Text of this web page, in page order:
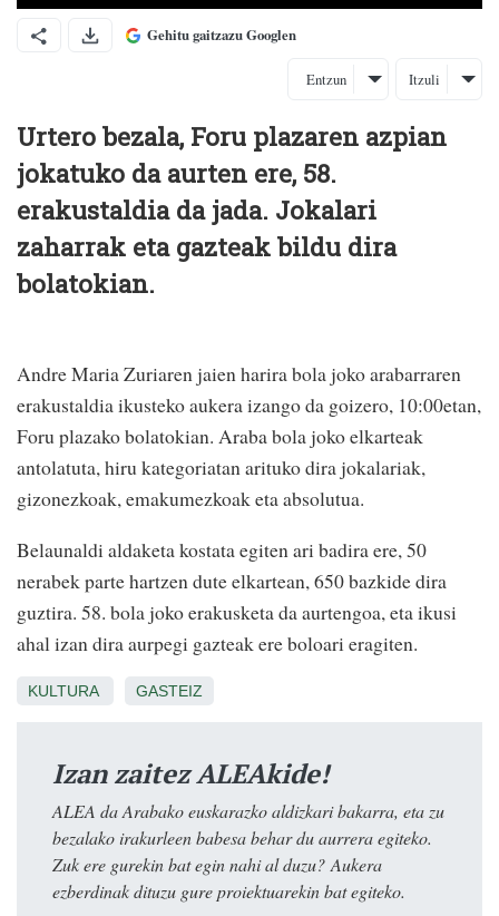
Gehitu gaitzazu Googlen
Entzun Itzuli
Urtero bezala, Foru plazaren azpian
jokatuko da aurten ere, 58.
erakustaldia da jada. Jokalari
zaharrak eta gazteak bildu dira
bolatokian.
Andre Maria Zuriaren jaien harira bola joko arabarraren
erakustaldia ikusteko aukera izango da goizero, 10:00etan,
Foru plazako bolatokian. Araba bola joko elkarteak
antolatuta, hiru kategoriatan arituko dira jokalariak,
gizonezkoak, emakumezkoak eta absolutua.
Belaunaldi aldaketa kostata egiten ari badira ere, 50
nerabek parte hartzen dute elkartean, 650 bazkide dira
guztira. 58. bola joko erakusketa da aurtengoa, eta ikusi
ahal izan dira aurpegi gazteak ere boloari eragiten.
KULTURA GASTEIZ
Izan zaitez ALEAkide!
ALEA da Arabako euskarazko aldizkari bakarra, eta zu
bezalako irakurleen babesa behar du aurrera egiteko.
Zuk ere gurekin bat egin nahi al duzu? Aukera
ezberdinak dituzu gure proiektuarekin bat egiteko.